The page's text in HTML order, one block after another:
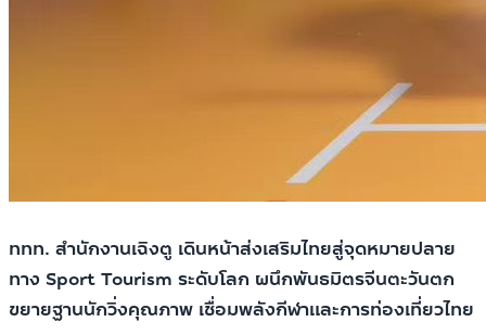
ททท. สำนักงานเฉิงตู เดินหน้าส่งเสริมไทยสู่จุดหมายปลาย
ทาง Sport Tourism ระดับโลก ผนึกพันธมิตรจีนตะวันตก
ขยายฐานนักวิ่งคุณภาพ เชื่อมพลังกีฬาและการท่องเที่ยวไทย